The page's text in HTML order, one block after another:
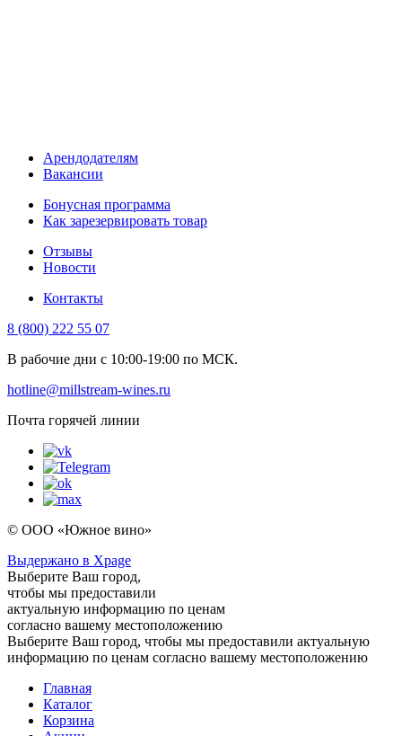
Арендодателям
Вакансии
Бонусная программа
Как зарезервировать товар
Отзывы
Новости
Контакты
8 (800) 222 55 07
В рабочие дни с 10:00-19:00 по МСК.
hotline@millstream-wines.ru
Почта горячей линии
© ООО «Южное вино»
Выдержано в Xpage
Выберите Ваш город,
чтобы мы предоставили
актуальную информацию по ценам
согласно вашему местоположению
Выберите Ваш город, чтобы мы предоставили актуальную
информацию по ценам согласно вашему местоположению
Главная
Каталог
Корзина